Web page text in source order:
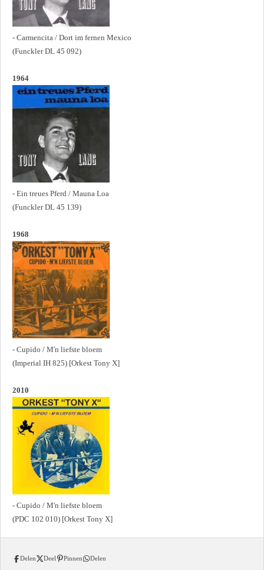
- Carmencita / Dort im fernen Mexico
(Funckler DL 45 092)
1964
- Ein treues Pferd / Mauna Loa
(Funckler DL 45 139)
1968
- Cupido / M'n liefste bloem
(Imperial IH 825) [Orkest Tony X]
2010
- Cupido / M'n liefste bloem
(PDC 102 010) [Orkest Tony X]
Delen Deel Pinnen Delen